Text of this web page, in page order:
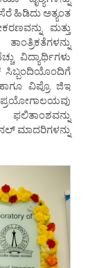
ಹಿಡಿದು ಅತ್ಯಂತ
ಮತ್ತು
ವಿದ್ಯಾರ್ಥಿಗಳು
ವಿಪ್ರೊ ಜಿಇ
ಮಾದರಿಗಳನ್ನು